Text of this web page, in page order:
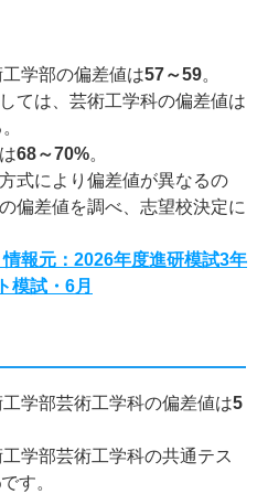
学部の偏差値は57～59。
ては、芸術工学科の偏差値は
68～70%。
式により偏差値が異なるの
偏差値を調べ、志望校決定に
報元：2026年度進研模試3年
模試・6月
学部芸術工学科の偏差値は5
学部芸術工学科の共通テス
です。